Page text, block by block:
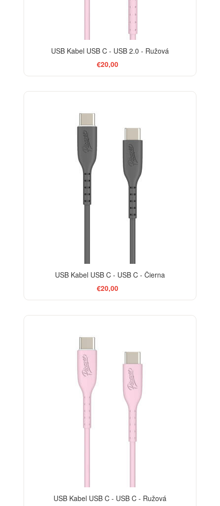
USB Kabel USB C - USB 2.0 - Ružová
€20,00
USB Kabel USB C - USB C - Čierna
€20,00
USB Kabel USB C - USB C - Ružová